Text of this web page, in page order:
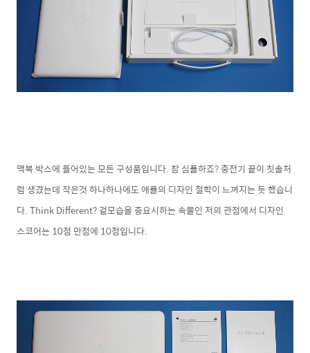
맥북 박스에 들어있는 모든 구성품입니다. 참 심플하죠? 충전기 끝이 칫솔처
럼 생겼는데 작은것 하나하나에도 애플의 디자인 철학이 느껴지는 듯 했습니
다. Think Different? 겉모습을 중요시하는 속물인 저의 관점에서 디자인
스코어는 10점 만점에 10점입니다.